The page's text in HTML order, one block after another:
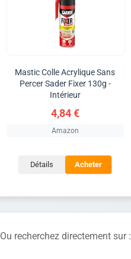
Mastic Colle Acrylique Sans
Percer Sader Fixer 130g -
Intérieur
4,84 €
Amazon
Détails Acheter
Ou recherchez directement sur :